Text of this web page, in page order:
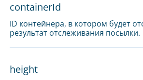
containerId
ID контейнера, в котором будет
результат отслеживания посылки.
height